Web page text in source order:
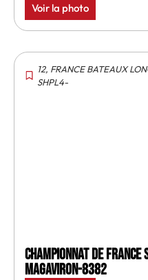
Voir la photo
12, FRANCE BATEAUX
SHPL4-
Championnat de
MagAviron-8382